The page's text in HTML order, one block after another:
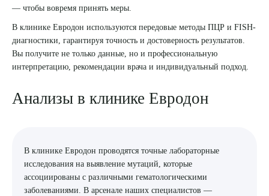
8 (863) 309-05-06
ЗАКАЗАТЬ ЗВОНОК
ЗАПИСЬ ОНЛАЙН
— чтобы вовремя принять меры.
В клинике Евродон используются передовые методы ПЦР и FISH-
диагностики, гарантируя точность и достоверность результатов.
Вы получите не только данные, но и профессиональную
интерпретацию, рекомендации врача и индивидуальный подход.
Анализы в клинике Евродон
В клинике Евродон проводятся точные лабораторные
исследования на выявление мутаций, которые
ассоциированы с различными гематологическими
заболеваниями. В арсенале наших специалистов —